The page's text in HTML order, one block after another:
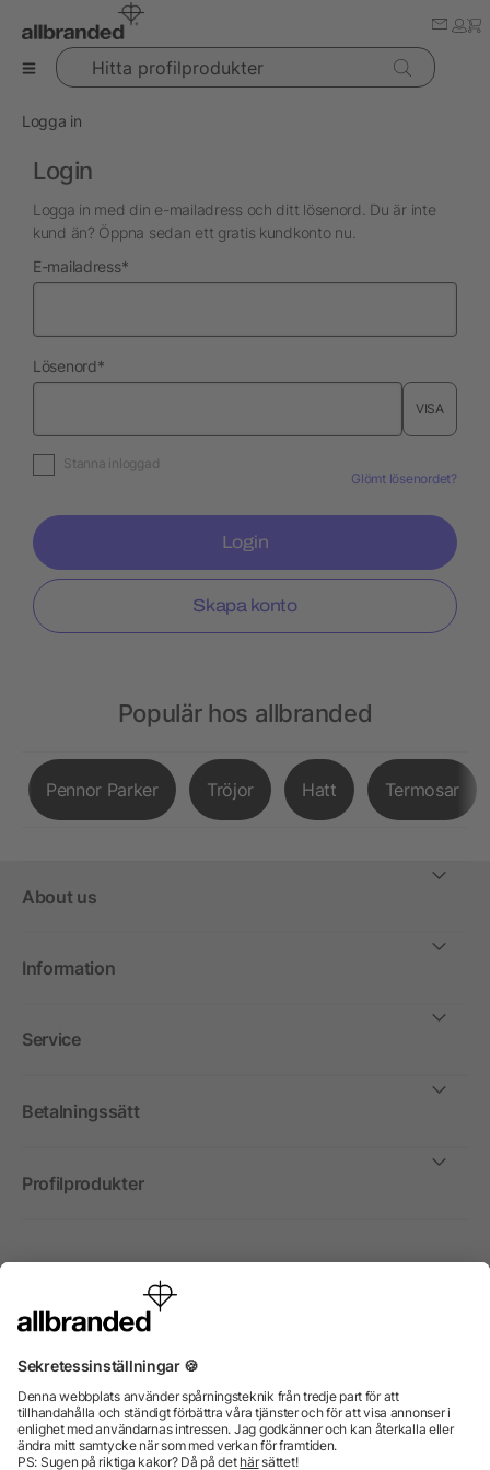
Hitta profilprodukter
Logga in
Login
Logga in med din e-mailadress och ditt lösenord. Du är inte
kund än? Öppna sedan ett gratis kundkonto nu.
E-mailadressnödvändig
*
Lösenordnödvändig
*
VISA
Stanna inloggad
Glömt lösenordet?
Login
Skapa konto
Populär hos allbranded
Pennor Parker Tröjor Hatt Termosar
About us
Information
Service
Betalningssätt
Profilprodukter
Internationellt